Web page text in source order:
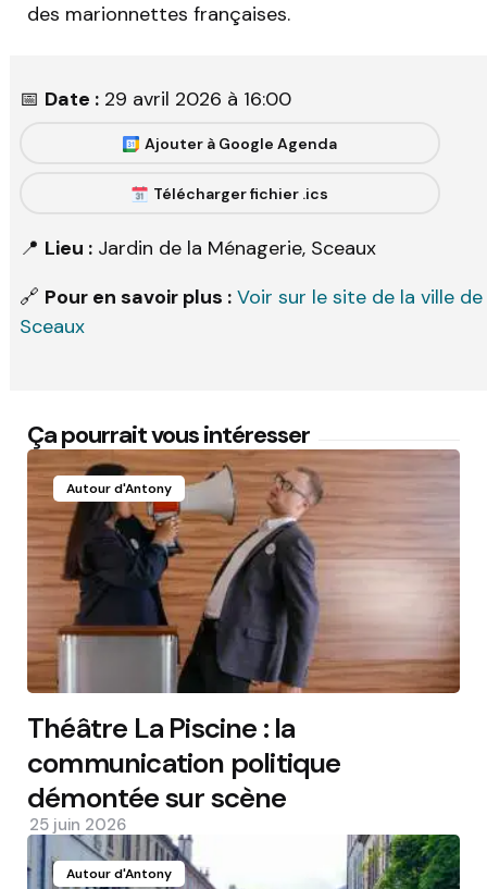
des marionnettes françaises.
📅 Date : 29 avril 2026 à 16:00
Ajouter à Google Agenda
Télécharger fichier .ics
📍 Lieu : Jardin de la Ménagerie, Sceaux
🔗 Pour en savoir plus : Voir sur le site de la ville de
Sceaux
Ça pourrait vous intéresser
Autour d'Antony
Théâtre La Piscine : la
communication politique
démontée sur scène
25 juin 2026
Autour d'Antony